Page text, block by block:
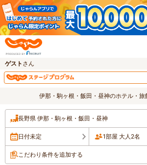
ゲスト さん
伊那・駒ヶ根・飯田・昼神のホテル・旅
長野県 伊那・駒ヶ根・飯田・昼神
日付未定 1部屋 大人2名
こだわり条件を追加する